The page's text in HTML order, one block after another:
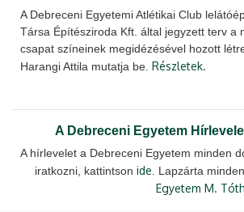
A Debreceni Egyetemi Atlétikai Club
Társa Építésziroda Kft. által jegyzett terv
csapat színeinek megidézésével hozott
Harangi Attila mutatja be. Részletek.
A Debreceni Egyetem
A hírlevelet a Debreceni Egyetem minden
iratkozni, kattintson ide . Lapzárta
Egyetem M.